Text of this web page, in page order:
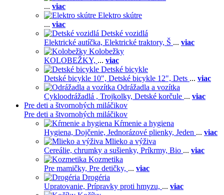
... viac
Elektro skútre
... viac
Detské vozidlá
Elektrické autíčka, Elektrické traktory, Š ... viac
Kolobežky
KOLOBEŽKY, ... viac
Detské bicykle
Detské bicykle 10", Detské bicykle 12", Dets ... viac
Odrážadla a vozítka
Cykloodrážadlá , Trojkolky, Detské korčule ... viac
Pre deti a štvornohých miláčikov
Pre deti a štvornohých miláčikov
Kŕmenie a hygiena
Hygiena, Dojčenie, Jednorázové plienky, Jeden ... viac
Mlieko a výživa
Cereálie, chrumky a sušienky, Príkrmy, Bio ... viac
Kozmetika
Pre mamičky, Pre detičky, ... viac
Drogéria
Upratovanie, Prípravky proti hmyzu, ... viac